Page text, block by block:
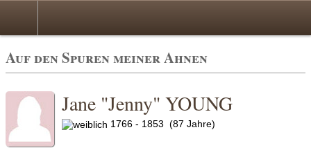
Auf den Spuren meiner Ahnen
Jane "Jenny" YOUNG
1766 - 1853 (87 Jahre)